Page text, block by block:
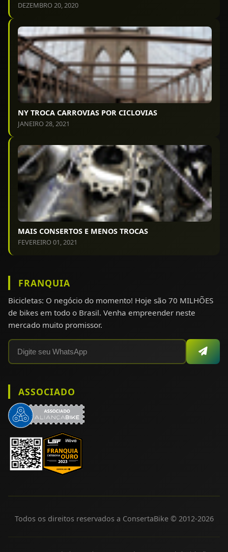
DEZEMBRO 20, 2020
NY TROCA CARROVIAS POR CICLOVIAS
JANEIRO 28, 2021
MAIS CONSERTOS E MENOS TROCAS
FEVEREIRO 01, 2021
FRANQUIA
Bicicletas: O negócio do momento! Hoje são 70 MILHÕES
de bikes em todo o Brasil. Venha empreender neste
mercado muito promissor.
ASSOCIADO
Todos os direitos reservados a ConsertaBike © 2012-2026